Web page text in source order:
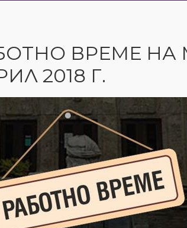
ВРЕМЕ НА
2018 Г.